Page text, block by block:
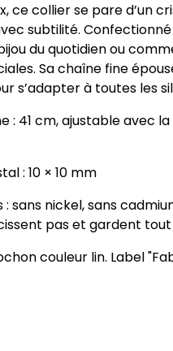
ce collier se pare d’un
subtilité.
du quotidien ou
Sa chaîne fine
s’adapter à toutes les
: 41 cm, ajustable avec
: 10 × 10 mm
sans nickel, sans
pas et gardent
couleur lin. Label